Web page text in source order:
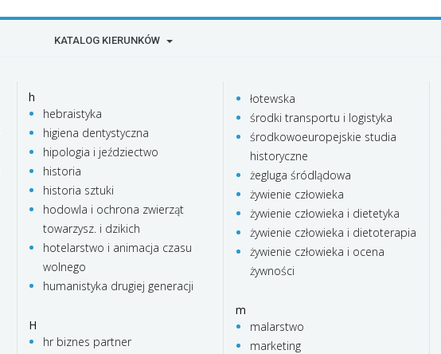
KATALOG KIERUNKÓW
h
hebraistyka
higiena dentystyczna
hipologia i jeździectwo
historia
historia sztuki
hodowla i ochrona zwierząt
towarzysz. i dzikich
hotelarstwo i animacja czasu
wolnego
humanistyka drugiej generacji
H
hr biznes partner
łotewska
środki transportu i logistyka
środkowoeuropejskie studia
historyczne
żegluga śródlądowa
żywienie człowieka
żywienie człowieka i dietetyka
żywienie człowieka i dietoterapia
żywienie człowieka i ocena
żywności
m
malarstwo
marketing